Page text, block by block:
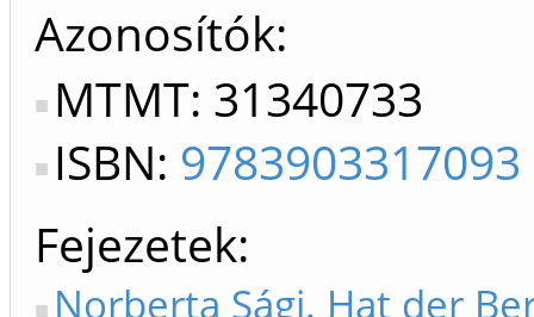
Azonosítók
MTMT: 31340733
ISBN: 9783903317093
Fejezetek
Norberta Sági. Hat der